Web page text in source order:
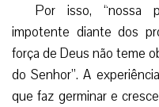
Por isso, “nossa
impotente diante dos
força de Deus não teme
do Senhor”. A
que faz germinar e